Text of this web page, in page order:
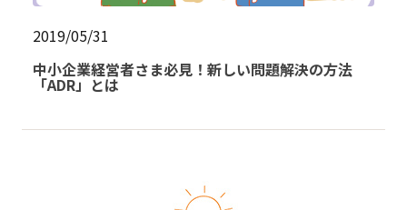
2019/05/31
中小企業経営者さま必見！新しい問題解決の方法
「ADR」とは